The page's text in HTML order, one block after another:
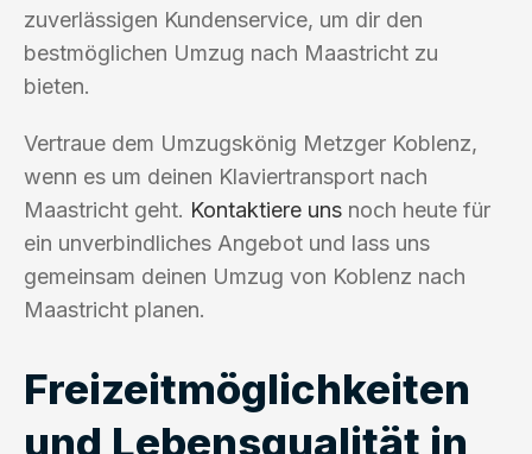
zuverlässigen Kundenservice, um dir den
bestmöglichen Umzug nach Maastricht zu
bieten.
Vertraue dem Umzugskönig Metzger Koblenz,
wenn es um deinen Klaviertransport nach
Maastricht geht. Kontaktiere uns noch heute für
ein unverbindliches Angebot und lass uns
gemeinsam deinen Umzug von Koblenz nach
Maastricht planen.
Freizeitmöglichkeiten
und Lebensqualität in